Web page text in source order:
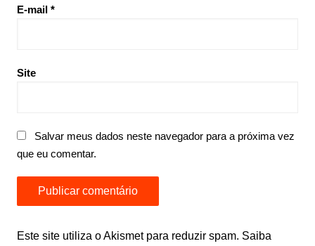
E-mail *
Site
Salvar meus dados neste navegador para a próxima vez
que eu comentar.
Este site utiliza o Akismet para reduzir spam. Saiba